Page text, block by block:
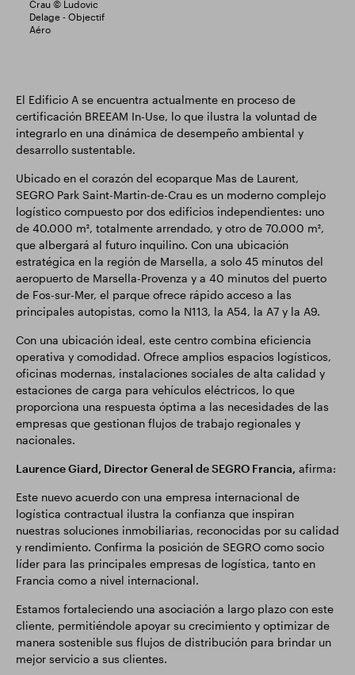
Crau © Ludovic
Delage - Objectif
Aéro
El Edificio A se encuentra actualmente en proceso de
certificación BREEAM In-Use, lo que ilustra la voluntad de
integrarlo en una dinámica de desempeño ambiental y
desarrollo sustentable.
Ubicado en el corazón del ecoparque Mas de Laurent,
SEGRO Park Saint-Martin-de-Crau es un moderno complejo
logístico compuesto por dos edificios independientes: uno
de 40.000 m², totalmente arrendado, y otro de 70.000 m²,
que albergará al futuro inquilino. Con una ubicación
estratégica en la región de Marsella, a solo 45 minutos del
aeropuerto de Marsella-Provenza y a 40 minutos del puerto
de Fos-sur-Mer, el parque ofrece rápido acceso a las
principales autopistas, como la N113, la A54, la A7 y la A9.
Con una ubicación ideal, este centro combina eficiencia
operativa y comodidad. Ofrece amplios espacios logísticos,
oficinas modernas, instalaciones sociales de alta calidad y
estaciones de carga para vehículos eléctricos, lo que
proporciona una respuesta óptima a las necesidades de las
empresas que gestionan flujos de trabajo regionales y
nacionales.
Laurence Giard, Director General de SEGRO Francia, afirma:
Este nuevo acuerdo con una empresa internacional de
logística contractual ilustra la confianza que inspiran
nuestras soluciones inmobiliarias, reconocidas por su calidad
y rendimiento. Confirma la posición de SEGRO como socio
líder para las principales empresas de logística, tanto en
Francia como a nivel internacional.
Estamos fortaleciendo una asociación a largo plazo con este
cliente, permitiéndole apoyar su crecimiento y optimizar de
manera sostenible sus flujos de distribución para brindar un
mejor servicio a sus clientes.